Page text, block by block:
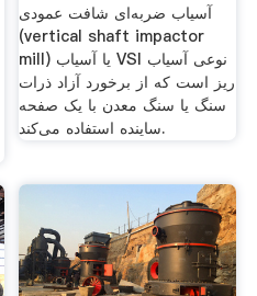
آسیاب ضربه‌ای شافت عمودی
(vertical shaft impactor
mill) یا آسیاب VSI نوعی آسیاب
ریز است که از برخورد آزاد ذرات
سنگ یا سنگ معدن با یک صفحه
ساینده استفاده می‌کند.